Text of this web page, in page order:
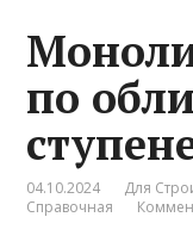
по
04.10.2024 Для
Справочная